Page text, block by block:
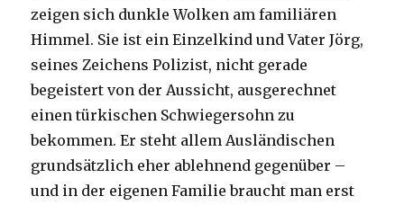
zeigen sich dunkle Wolken am familiären
Himmel. Sie ist ein Einzelkind und Vater Jörg,
seines Zeichens Polizist, nicht gerade
begeistert von der Aussicht, ausgerechnet
einen türkischen Schwiegersohn zu
bekommen. Er steht allem Ausländischen
grundsätzlich eher ablehnend gegenüber –
und in der eigenen Familie braucht man erst